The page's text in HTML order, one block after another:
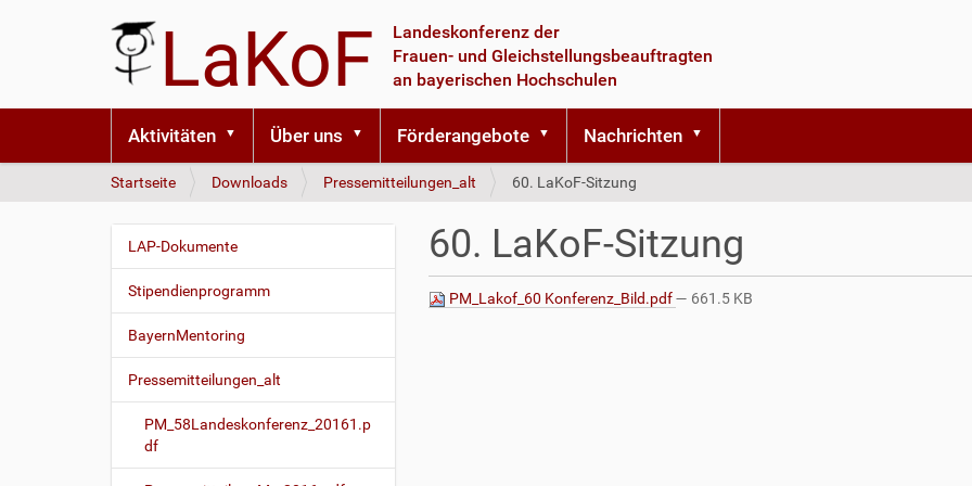
LaKoF
Landeskonferenz der
Frauen- und Gleichstellungsbeauftragten
an bayerischen Hochschulen
Aktivitäten Über uns Förderangebote Nachrichten
S
e
i
d
i
r
Startseite Downloads Pressemitteilungen_alt 60. LaKoF-Sitzung
60. LaKoF-Sitzung
PM_Lakof_60 Konferenz_Bild.pdf— 661.5 KB
N
i
g
a
o
LAP-Dokumente
Stipendienprogramm
BayernMentoring
Pressemitteilungen_alt
PM_58Landeskonferenz_20161.p
df